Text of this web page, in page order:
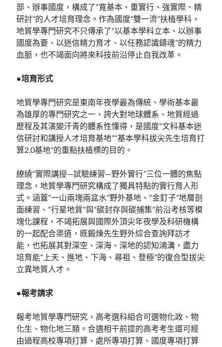
部、辦事國度，構成了“寬基本、重實行、強實際、精
研討”的人才培育理念。作為國度“雙一流”扶植學科，
地質學專門研究不只傳承了“以基本學科立本、以辦事
國度為要、以迷信精力育才、以任務認識鑄魂”的精力
血脈，也不竭面向將來科技前沿停止自我改革。
●培育形式
地質學專門研究是東南年夜學最為傳統、學術基本最
為雄厚的專門研究之一，誇大對地球體系、地質經過
歷程及其演變汗青的體系性懂得，是國度“文科基本迷
信研討和講授人才培育基地”“基本學科拔尖先生培育打
算2.0基地”的重點扶植標的目的。
繚繞“實際講授—試驗練習—野外實行”三位一體的焦點
理念，地質學專門研究構成了獨具特點的實行育人形
式。涵蓋“一山兩塊兩盆水”野外基地、“金釘子”地層剖
面練習、“行星地質”與“碳封存與碳捕集”前沿考核等模
塊化課程，不竭拓展與國際外頂尖年夜學及科研機構
的一起配合渠道，既鍛煉先生野外綜合查詢拜訪才
能，也拓展其對深空、深海、深地的認知鴻溝，盡力
培育能“上天、進地、下海、尋祖、登極”的復合型拔尖
立異地質人才。
●報考請求
報考地質學專門研究，高考選科組合可選物化政、物
化生、物化地三類。合適相干前提的高考考生還可經
由過程高校專項打算、處所專項打算、國度專項打算